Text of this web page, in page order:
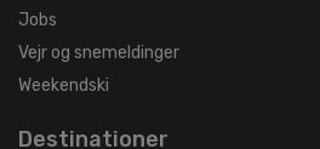
Jobs
Vejr og snemeldinger
Weekendski
Destinationer